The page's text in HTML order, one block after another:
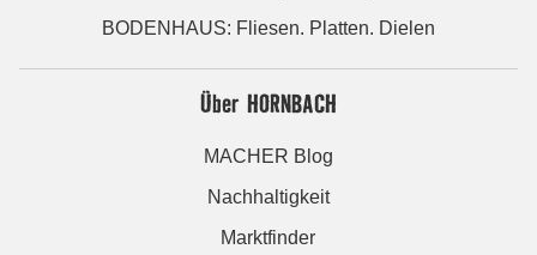
BODENHAUS: Fliesen. Platten. Dielen
Über HORNBACH
MACHER Blog
Nachhaltigkeit
Marktfinder